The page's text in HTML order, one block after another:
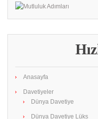
Anasayfa
Davetiyeler
Dünya Davetiye
Dünya Davetiye Lüks